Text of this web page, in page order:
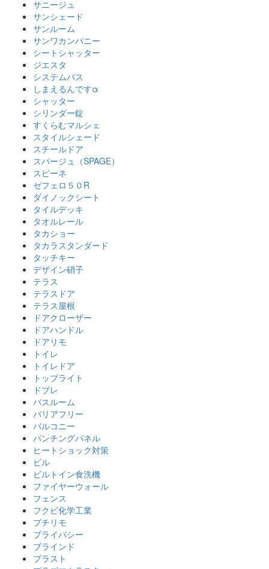
サニージュ
サンシェード
サンルーム
サンワカンパニー
シートシャッター
ジエスタ
システムバス
しまえるんですα
シャッター
シリンダー錠
すくらむマルシェ
スタイルシェード
スチールドア
スパージュ（SPAGE）
スピーネ
ゼフェロ５０R
ダイノックシート
タイルデッキ
タオルレール
タカショー
タカラスタンダード
タッチキー
デザイン硝子
テラス
テラスドア
テラス屋根
ドアクローザー
ドアハンドル
ドアリモ
トイレ
トイレドア
トップライト
ドブレ
バスルーム
バリアフリー
バルコニー
パンチングパネル
ヒートショック対策
ビル
ビルトイン食洗機
ファイヤーウォール
フェンス
フクビ化学工業
プチリモ
プライバシー
ブラインド
プラスト